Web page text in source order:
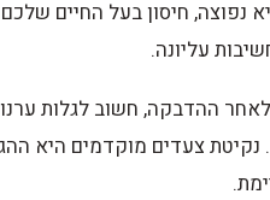
נפוצה, חיסון בעל החיים
עליונה.
ההדבקה, חשוב לגלות
צעדים מוקדמים היא